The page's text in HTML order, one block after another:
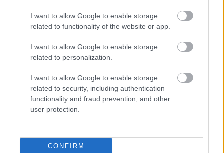
I want to allow Google to enable storage
related to functionality of the website or app.
I want to allow Google to enable storage
related to personalization.
I want to allow Google to enable storage
related to security, including authentication
functionality and fraud prevention, and other
user protection.
CONFIRM
elérhető a magyarországi lakosság 70 százaléka számára.
Folytatódik az M7-es felújítása a Balatonnál